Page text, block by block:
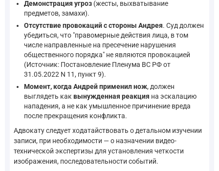
Демонстрация угроз (жесты, выхватывание
предметов, замахи).
Отсутствие провокаций с стороны Андрея. Суд должен
убедиться, что "правомерные действия лица, в том
числе направленные на пресечение нарушения
общественного порядка" не являются провокацией
(Источник: Постановление Пленума ВС РФ от
31.05.2022 N 11, пункт 9).
Момент, когда Андрей применил нож, должен
выглядеть как вынужденная реакция на эскалацию
нападения, а не как умышленное причинение вреда
после прекращения конфликта.
Адвокату следует ходатайствовать о детальном изучении
записи, при необходимости — о назначении видео-
технической экспертизы для установления четкости
изображения, последовательности событий.